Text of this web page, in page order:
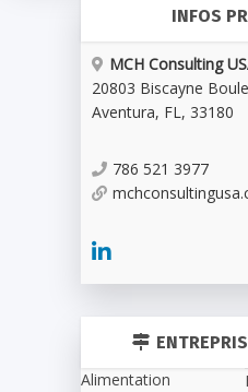
INFOS
MCH Consulting
20803 Biscayne
Aventura, FL, 33180
786 521 3977
Alimentation